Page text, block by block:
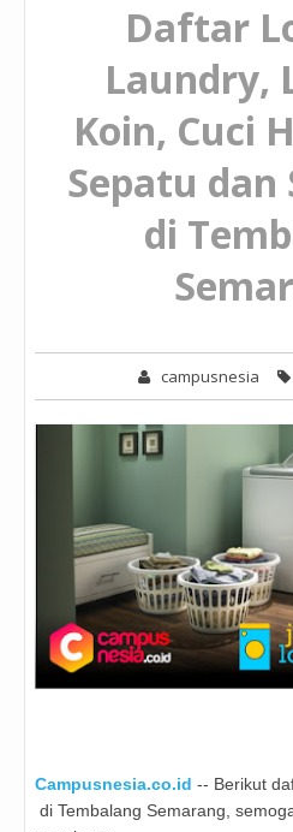
Care di Tembalang Semarang
Daftar
Laundry,
Koin, Cuci
Sepatu dan
di
campusnesia
Campusnesia.co.id -- Berikut
di Tembalang Semarang,